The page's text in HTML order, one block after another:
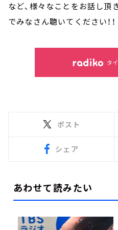
など、様々なことをお話し頂
でみなさん聴いてください！！
タ
ポスト
シェア
あわせて読みたい